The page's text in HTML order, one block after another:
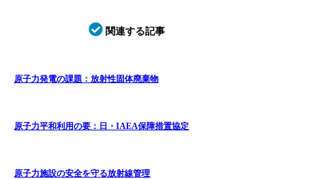
関連する記事
原子力発電の課題：放射性固体廃棄物
原子力平和利用の要：日・IAEA保障措置協定
原子力施設の安全を守る放射線管理